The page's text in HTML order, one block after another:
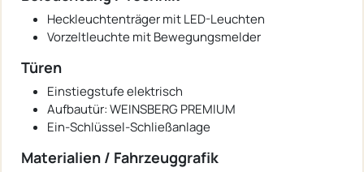
Heckleuchtenträger mit LED-Leuchten
Vorzeltleuchte mit Bewegungsmelder
Türen
Einstiegstufe elektrisch
Aufbautür: WEINSBERG PREMIUM
Ein-Schlüssel-Schließanlage
Materialien / Fahrzeuggrafik